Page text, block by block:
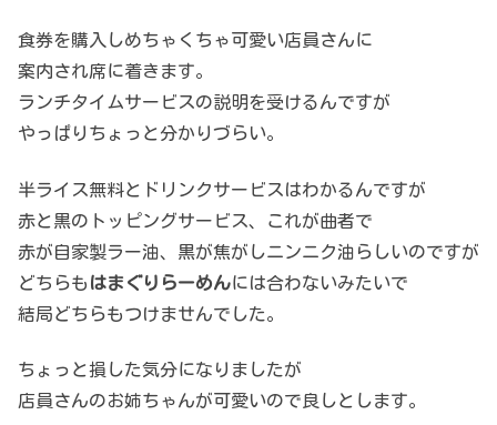
食券を購入しめちゃくちゃ可愛い店員さんに
案内され席に着きます。
ランチタイムサービスの説明を受けるんですが
やっぱりちょっと分かりづらい。
半ライス無料とドリンクサービスはわかるんですが
赤と黒のトッピングサービス、これが曲者で
赤が自家製ラー油、黒が焦がしニンニク油らしいのですが
どちらも はまぐりらーめんには合わないみたいで
結局どちらもつけませんでした。
ちょっと損した気分になりましたが
店員さんのお姉ちゃんが可愛いので良しとします。